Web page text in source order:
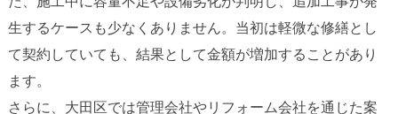
生するケースも少なくありません。当初は軽微な修繕とし
て契約していても、結果として金額が増加することがあり
ます。
さらに、大田区では管理会社やリフォーム会社を通じた案